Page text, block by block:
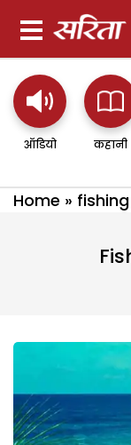
ऑडियो कहानी
Home »